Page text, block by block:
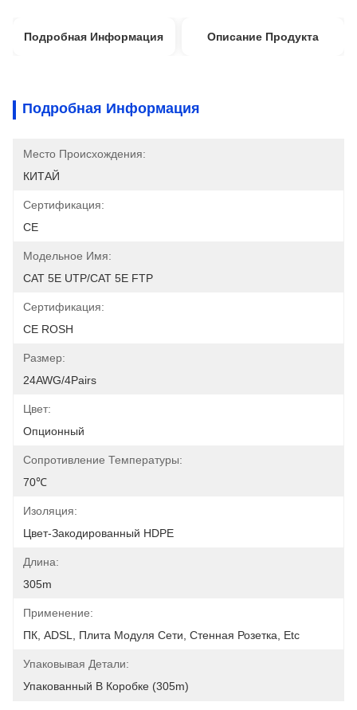
Подробная Информация Описание Продукта
Подробная Информация
Место Происхождения:
КИТАЙ
Сертификация:
CE
Модельное Имя:
CAT 5E UTP/CAT 5E FTP
Сертификация:
CE ROSH
Размер:
24AWG/4Pairs
Цвет:
Опционный
Сопротивление Температуры:
70℃
Изоляция:
Цвет-Закодированный HDPE
Длина:
305m
Применение:
ПК, ADSL, Плита Модуля Сети, Стенная Розетка, Etc
Упаковывая Детали:
Упакованный В Коробке (305m)